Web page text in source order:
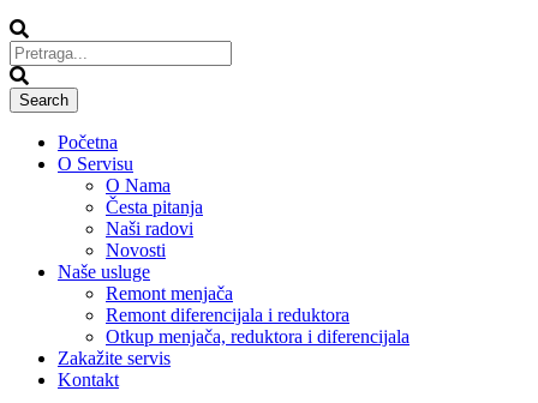
Početna
O Servisu
O Nama
Česta pitanja
Naši radovi
Novosti
Naše usluge
Remont menjača
Remont diferencijala i reduktora
Otkup menjača, reduktora i diferencijala
Zakažite servis
Kontakt